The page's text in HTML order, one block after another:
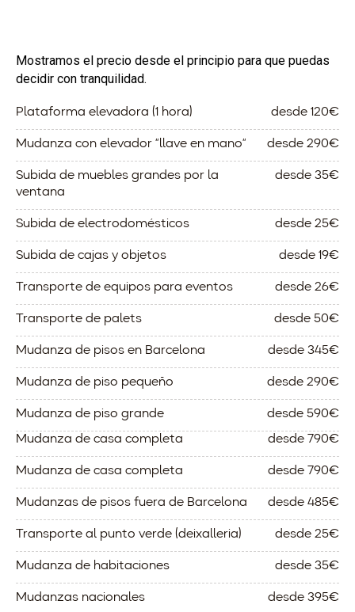
Mostramos el precio desde el principio para que puedas
decidir con tranquilidad.
Plataforma elevadora (1 hora) desde 120€
Mudanza con elevador “llave en mano” desde 290€
Subida de muebles grandes por la
ventana
desde 35€
Subida de electrodomésticos desde 25€
Subida de cajas y objetos desde 19€
Transporte de equipos para eventos desde 26€
Transporte de palets desde 50€
Mudanza de pisos en Barcelona desde 345€
Mudanza de piso pequeño desde 290€
Mudanza de piso grande
desde 590€
Mudanza de casa completa
desde 790€
Mudanza de casa completa desde 790€
Mudanzas de pisos fuera de Barcelona desde 485€
Transporte al punto verde (deixalleria) desde 25€
Mudanza de habitaciones desde 35€
Mudanzas nacionales desde 395€